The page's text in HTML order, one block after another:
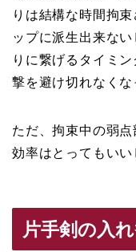
りは結構な時間拘
ップに派生出来な
りに繋げるタイミ
撃を避け切れなくな
ただ、拘束中の弱
効率はとってもいい
片手剣の入